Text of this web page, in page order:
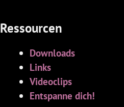
Ressourcen
Downloads
Links
Videoclips
Entspanne dich!